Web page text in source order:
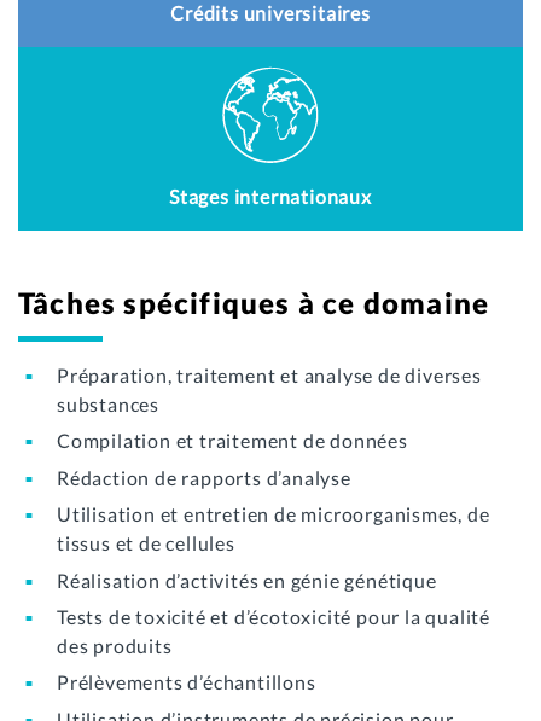
Crédits universitaires
Stages internationaux
Tâches spécifiques à ce domaine
Préparation, traitement et analyse de diverses
substances
Compilation et traitement de données
Rédaction de rapports d’analyse
Utilisation et entretien de microorganismes, de
tissus et de cellules
Réalisation d’activités en génie génétique
Tests de toxicité et d’écotoxicité pour la qualité
des produits
Prélèvements d’échantillons